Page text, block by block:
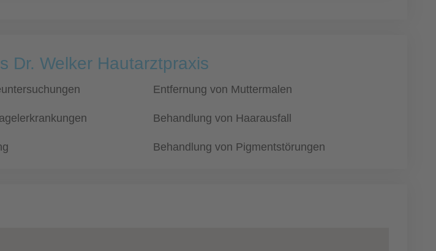
Dr. Welker Hautarztpraxis
Entfernung von Muttermalen
Behandlung von Haarausfall
Behandlung von Pigmentstörungen